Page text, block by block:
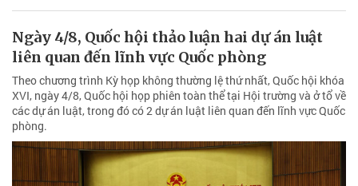
Ngày 4/8, Quốc hội thảo luận hai dự án luật
liên quan đến lĩnh vực Quốc phòng
Theo chương trình Kỳ họp không thường lệ thứ nhất, Quốc hội khóa
XVI, ngày 4/8, Quốc hội họp phiên toàn thể tại Hội trường và ở tổ về
các dự án luật, trong đó có 2 dự án luật liên quan đến lĩnh vực Quốc
phòng.